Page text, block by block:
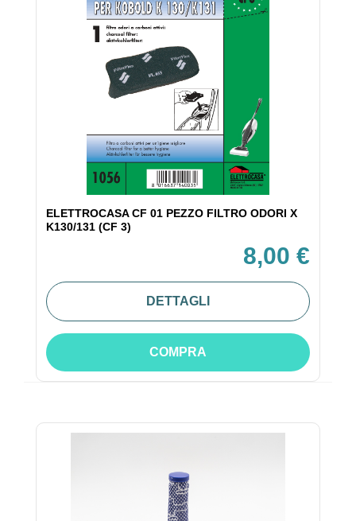
ELETTROCASA CF 01 PEZZO FILTRO ODORI X
K130/131 (CF 3)
8,00 €
DETTAGLI
COMPRA